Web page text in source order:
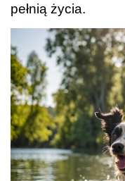
pełnią życia.